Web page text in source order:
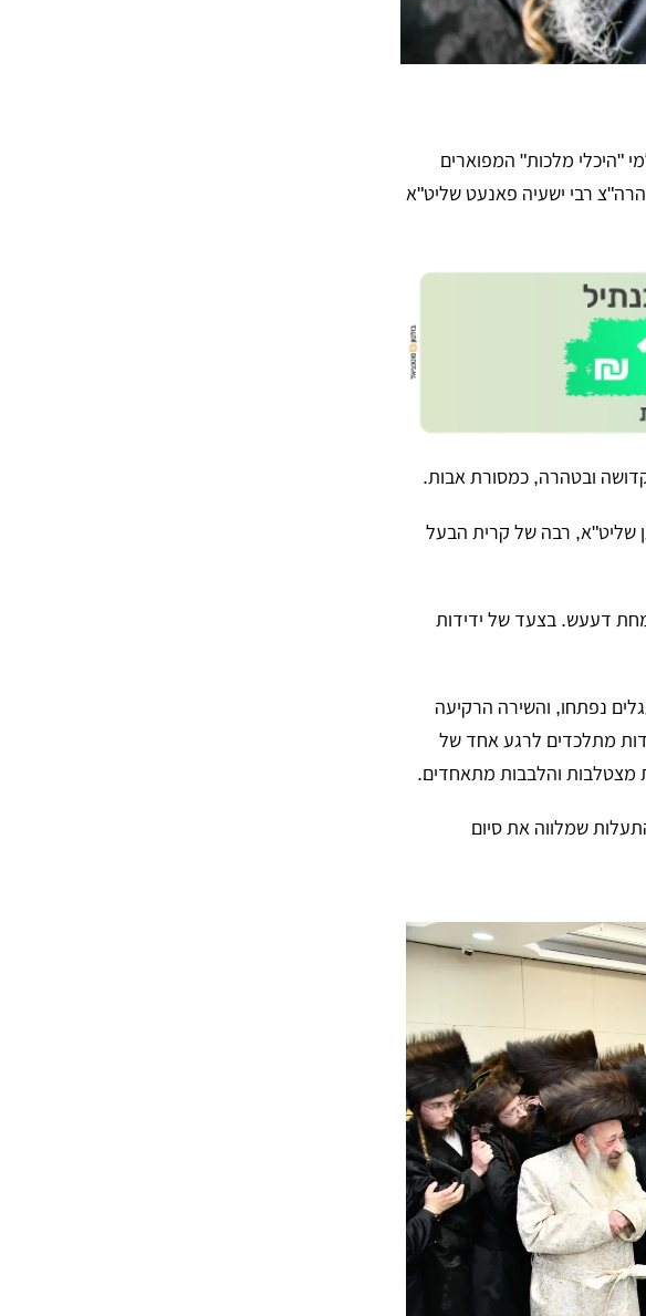
"היכלי מלכות" המפוארים
רבי ישעיה פאנעט שליט"א
ובטהרה, כמסורת אבות.
שליט"א, רבה של קרית הבעל
דעעש. בצעד של ידידות
נפתחו, והשירה הרקיעה
מתלכדים לרגע אחד של
מצטלבות והלבבות מתאחדים.
שמלווה את סיום